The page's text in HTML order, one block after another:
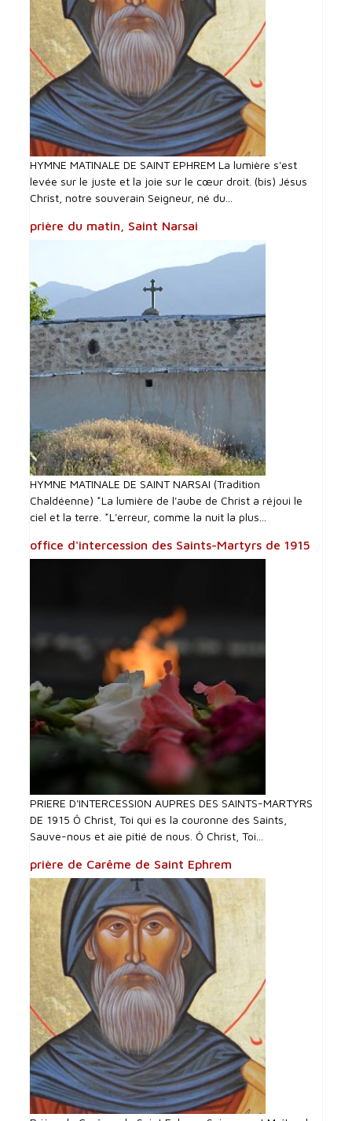
HYMNE MATINALE DE SAINT EPHREM La lumière s'est
levée sur le juste et la joie sur le cœur droit. (bis) Jésus
Christ, notre souverain Seigneur, né du...
prière du matin, Saint Narsai
HYMNE MATINALE DE SAINT NARSAI (Tradition
Chaldéenne) *La lumière de l'aube de Christ a réjoui le
ciel et la terre. *L'erreur, comme la nuit la plus...
office d'intercession des Saints-Martyrs de 1915
PRIERE D'INTERCESSI0N AUPRES DES SAINTS-MARTYRS
DE 1915 Ô Christ, Toi qui es la couronne des Saints,
Sauve-nous et aie pitié de nous. Ô Christ, Toi...
prière de Carême de Saint Ephrem